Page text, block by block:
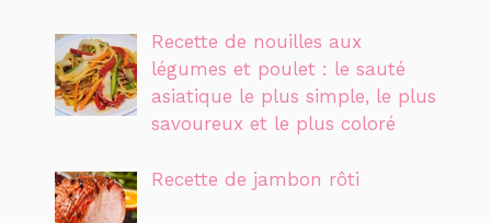
Recette de nouilles aux
légumes et poulet : le sauté
asiatique le plus simple, le plus
savoureux et le plus coloré
Recette de jambon rôti